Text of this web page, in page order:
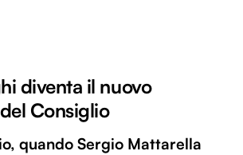
diventa il nuovo
Consiglio
quando Sergio Mattarella